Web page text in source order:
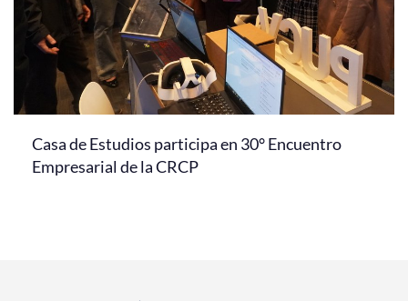
Casa de Estudios participa en 30° Encuentro
Empresarial de la CRCP